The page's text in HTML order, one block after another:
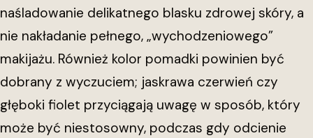
naśladowanie delikatnego blasku zdrowej skóry, a
nie nakładanie pełnego, „wychodzeniowego”
makijażu. Również kolor pomadki powinien być
dobrany z wyczuciem; jaskrawa czerwień czy
głęboki fiolet przyciągają uwagę w sposób, który
może być niestosowny, podczas gdy odcienie